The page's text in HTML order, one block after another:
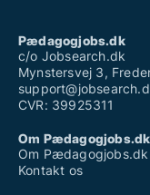
Pædagogjobs.dk
c/o Jobsearch.dk
Mynstersvej 3,
CVR: 39925311
Om Pædagogjobs.dk
Om Pædagogjobs.dk
Kontakt os